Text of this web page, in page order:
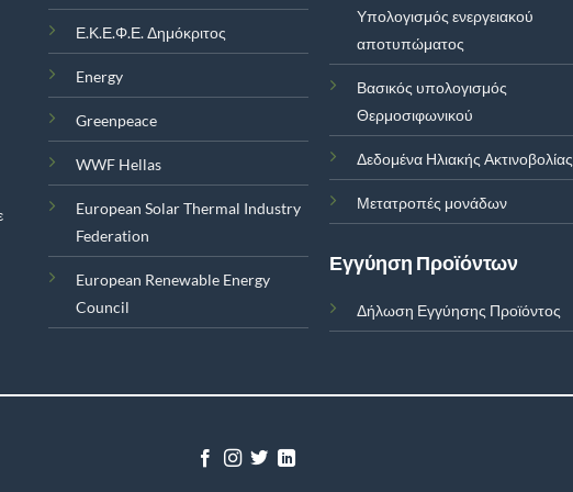
Ε.Κ.Ε.Φ.Ε. Δημόκριτος
Energy
Greenpeace
WWF Hellas
European Solar Thermal Industry
Federation
European Renewable Energy
Council
Υπολογισμός ενεργειακού
αποτυπώματος
Βασικός υπολογισμός
Θερμοσιφωνικού
Δεδομένα Ηλιακής Ακτινοβολίας
Μετατροπές μονάδων
Εγγύηση Προϊόντων
Δήλωση Εγγύησης Προϊόντος